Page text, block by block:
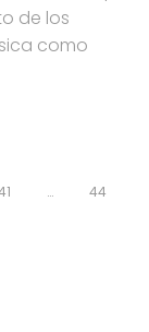
de los
como
…
44